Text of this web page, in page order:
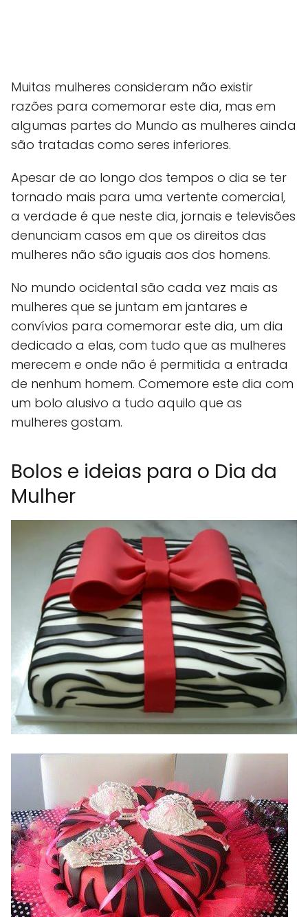
Muitas mulheres consideram não existir
razões para comemorar este dia, mas em
algumas partes do Mundo as mulheres ainda
são tratadas como seres inferiores.
Apesar de ao longo dos tempos o dia se ter
tornado mais para uma vertente comercial,
a verdade é que neste dia, jornais e televisões
denunciam casos em que os direitos das
mulheres não são iguais aos dos homens.
No mundo ocidental são cada vez mais as
mulheres que se juntam em jantares e
convívios para comemorar este dia, um dia
dedicado a elas, com tudo que as mulheres
merecem e onde não é permitida a entrada
de nenhum homem. Comemore este dia com
um bolo alusivo a tudo aquilo que as
mulheres gostam.
Bolos e ideias para o Dia da
Mulher